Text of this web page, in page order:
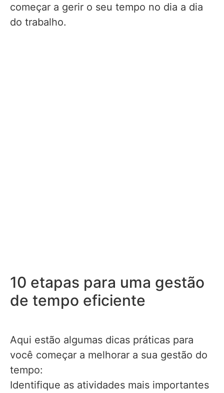
começar a gerir o seu tempo no dia a dia
do trabalho.
10 etapas para uma gestão
de tempo eficiente
Aqui estão algumas dicas práticas para
você começar a melhorar a sua gestão do
tempo:
Identifique as atividades mais importantes